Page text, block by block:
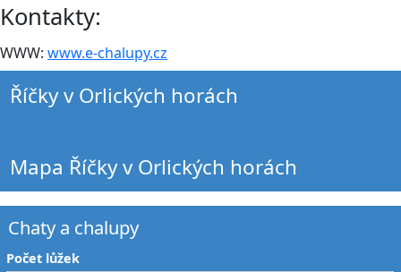
Kontakty:
WWW: www.e-chalupy.cz
Říčky v Orlických horách
Mapa Říčky v Orlických horách
Chaty a chalupy
Počet lůžek